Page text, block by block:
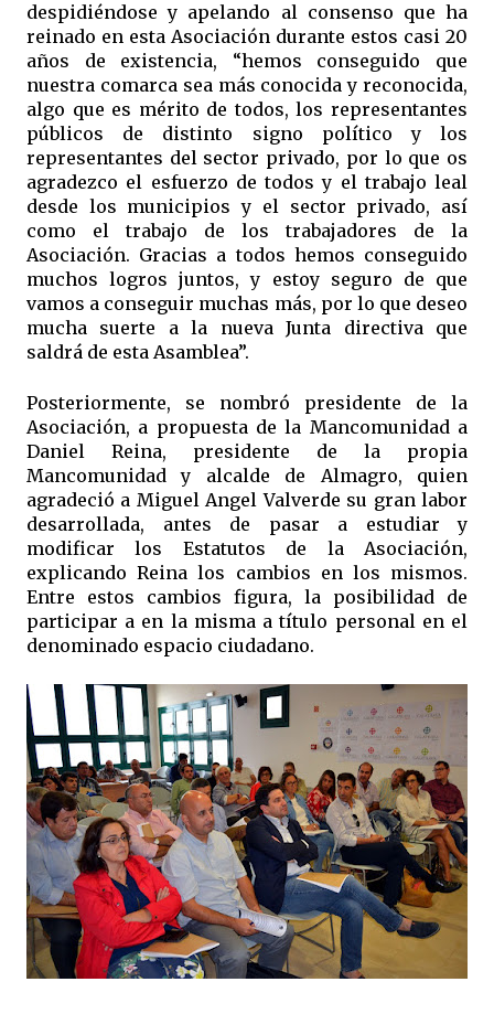
despidiéndose y apelando al consenso que ha
reinado en esta Asociación durante estos casi 20
años de existencia, “hemos conseguido que
nuestra comarca sea más conocida y reconocida,
algo que es mérito de todos, los representantes
públicos de distinto signo político y los
representantes del sector privado, por lo que os
agradezco el esfuerzo de todos y el trabajo leal
desde los municipios y el sector privado, así
como el trabajo de los trabajadores de la
Asociación. Gracias a todos hemos conseguido
muchos logros juntos, y estoy seguro de que
vamos a conseguir muchas más, por lo que deseo
mucha suerte a la nueva Junta directiva que
saldrá de esta Asamblea”.
Posteriormente, se nombró presidente de la
Asociación, a propuesta de la Mancomunidad a
Daniel Reina, presidente de la propia
Mancomunidad y alcalde de Almagro, quien
agradeció a Miguel Angel Valverde su gran labor
desarrollada, antes de pasar a estudiar y
modificar los Estatutos de la Asociación,
explicando Reina los cambios en los mismos.
Entre estos cambios figura, la posibilidad de
participar a en la misma a título personal en el
denominado espacio ciudadano.